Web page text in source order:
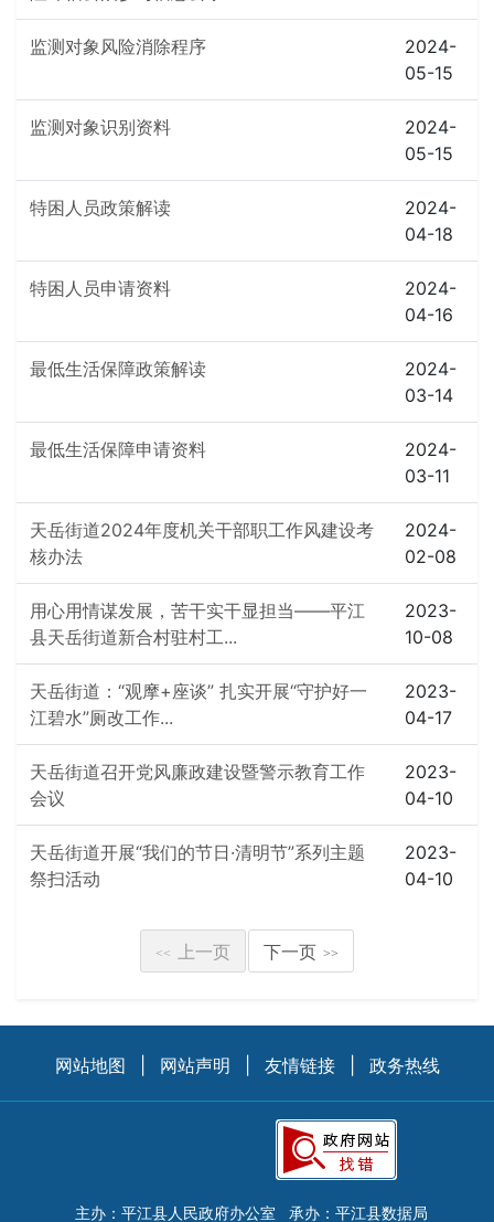
监测对象风险消除程序
2024-
05-15
监测对象识别资料
2024-
05-15
特困人员政策解读
2024-
04-18
特困人员申请资料
2024-
04-16
最低生活保障政策解读
2024-
03-14
最低生活保障申请资料
2024-
03-11
天岳街道2024年度机关干部职工作风建设考
核办法
2024-
02-08
用心用情谋发展，苦干实干显担当——平江
县天岳街道新合村驻村工...
2023-
10-08
天岳街道：“观摩+座谈” 扎实开展“守护好一
江碧水”厕改工作...
2023-
04-17
天岳街道召开党风廉政建设暨警示教育工作
会议
2023-
04-10
天岳街道开展“我们的节日·清明节”系列主题
祭扫活动
2023-
04-10
<< 上一页 下一页 >>
网站地图 网站声明 友情链接 政务热线
主办：平江县人民政府办公室 承办：平江县数据局